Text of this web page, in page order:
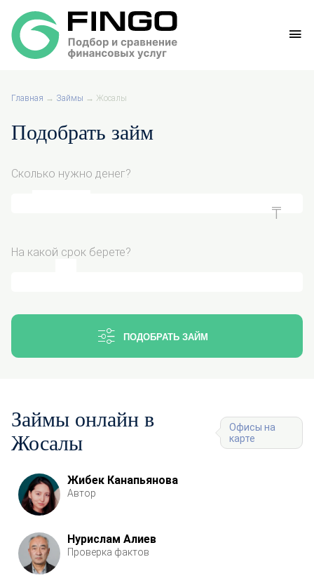
Главная → Займы → Жосалы
Подобрать займ
Сколько нужно денег?
На какой срок берете?
ПОДОБРАТЬ ЗАЙМ
Займы онлайн в
Жосалы
Офисы на
карте
Жибек Канапьянова
Автор
Нурислам Алиев
Проверка фактов